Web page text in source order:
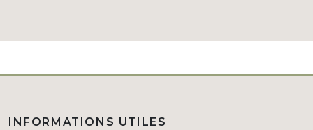
INFORMATIONS UTILES